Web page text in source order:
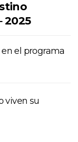
2025
el programa
viven su